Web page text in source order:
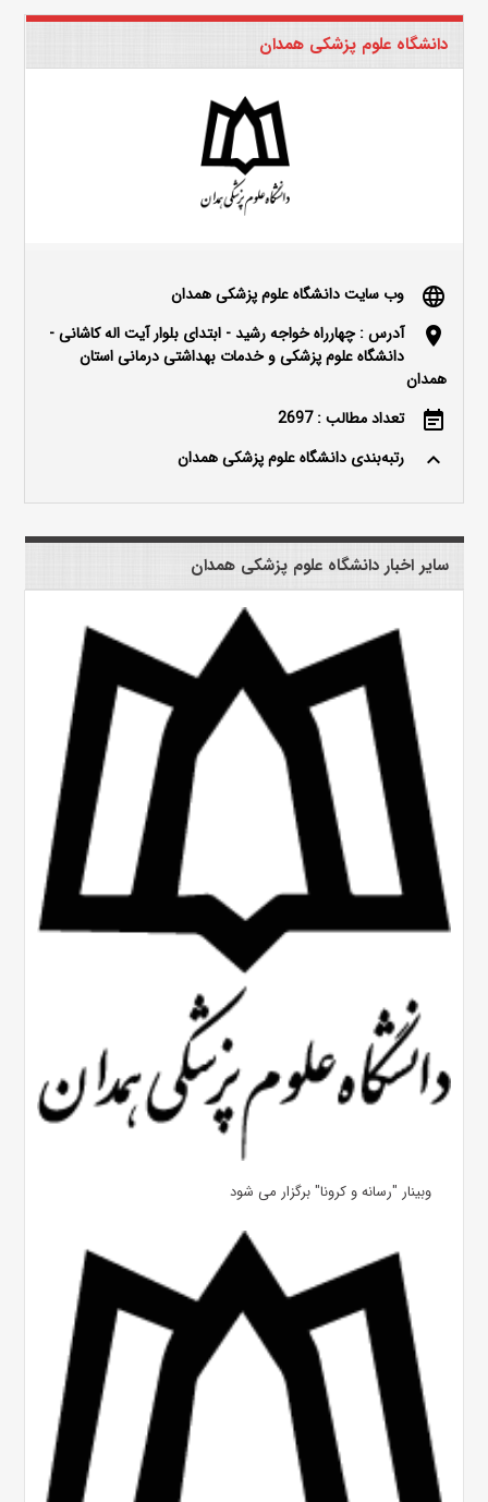
دانشگاه علوم پزشکی همدان
language وب سایت دانشگاه علوم پزشکی همدان
location_on
آدرس : چهارراه خواجه رشید - ابتدای بلوار آیت اله کاشانی -
دانشگاه علوم پزشکی و خدمات بهداشتی درمانی استان
همدان
event_note تعداد مطالب : 2697
keyboard_arrow_up رتبه‌بندی دانشگاه علوم پزشکی همدان
سایر اخبار دانشگاه علوم پزشکی همدان
وبینار "رسانه و کرونا" برگزار می شود